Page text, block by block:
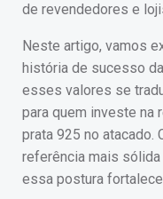
de revendedores e
Neste artigo, vamos
história de sucesso
esses valores se
para quem investe na
prata 925 no atacado.
referência mais
essa postura